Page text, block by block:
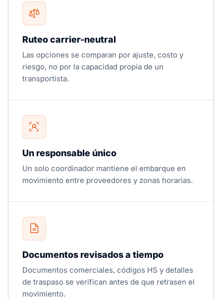
Ruteo carrier-neutral
Las opciones se comparan por ajuste, costo y
riesgo, no por la capacidad propia de un
transportista.
Un responsable único
Un solo coordinador mantiene el embarque en
movimiento entre proveedores y zonas horarias.
Documentos revisados a tiempo
Documentos comerciales, códigos HS y detalles
de traspaso se verifican antes de que retrasen el
movimiento.